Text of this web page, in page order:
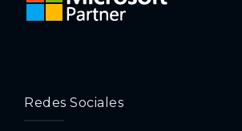
Redes Sociales